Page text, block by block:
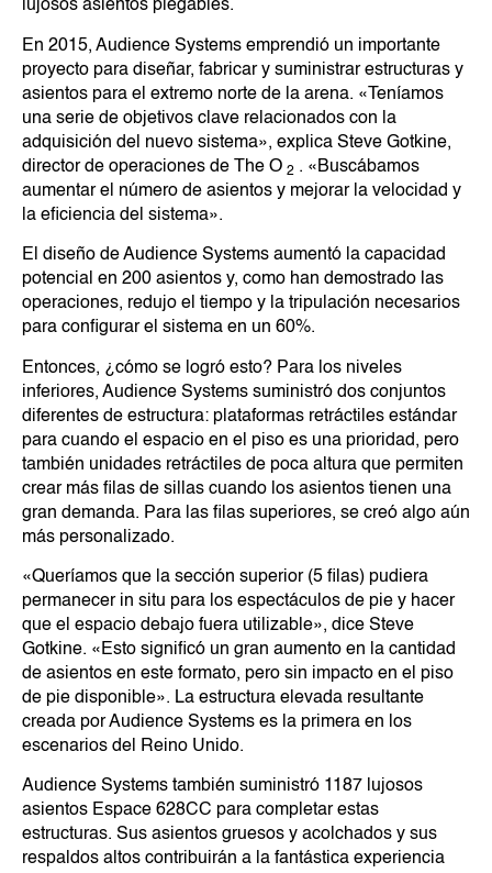
lujosos asientos plegables.
En 2015, Audience Systems emprendió un importante
proyecto para diseñar, fabricar y suministrar estructuras y
asientos para el extremo norte de la arena. «Teníamos
una serie de objetivos clave relacionados con la
adquisición del nuevo sistema», explica Steve Gotkine,
director de operaciones de The O 2 . «Buscábamos
aumentar el número de asientos y mejorar la velocidad y
la eficiencia del sistema».
El diseño de Audience Systems aumentó la capacidad
potencial en 200 asientos y, como han demostrado las
operaciones, redujo el tiempo y la tripulación necesarios
para configurar el sistema en un 60%.
Entonces, ¿cómo se logró esto? Para los niveles
inferiores, Audience Systems suministró dos conjuntos
diferentes de estructura: plataformas retráctiles estándar
para cuando el espacio en el piso es una prioridad, pero
también unidades retráctiles de poca altura que permiten
crear más filas de sillas cuando los asientos tienen una
gran demanda. Para las filas superiores, se creó algo aún
más personalizado.
«Queríamos que la sección superior (5 filas) pudiera
permanecer in situ para los espectáculos de pie y hacer
que el espacio debajo fuera utilizable», dice Steve
Gotkine. «Esto significó un gran aumento en la cantidad
de asientos en este formato, pero sin impacto en el piso
de pie disponible». La estructura elevada resultante
creada por Audience Systems es la primera en los
escenarios del Reino Unido.
Audience Systems también suministró 1187 lujosos
asientos Espace 628CC para completar estas
estructuras. Sus asientos gruesos y acolchados y sus
respaldos altos contribuirán a la fantástica experiencia